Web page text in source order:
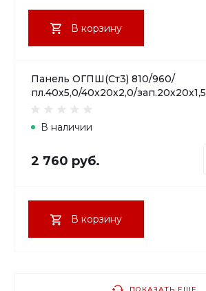
В корзину
Панель ОГПШ(Ст3) 810/960/
пл.40х5,0/40х20х2,0/зап.20х20х1,5
В наличии
2 760 руб.
В корзину
ПОКАЗАТЬ ЕЩЕ